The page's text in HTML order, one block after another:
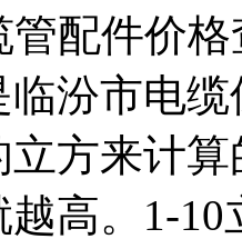
管配件价
临汾市电
方来计
高。1-